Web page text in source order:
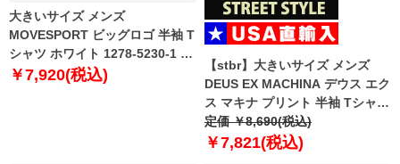
大きいサイズ メンズ
MOVESPORT ビッグロゴ 半袖 T
シャツ ホワイト 1278-5230-1 3L
4L 5L 6L
￥7,920(税込)
【stbr】大きいサイズ メンズ
DEUS EX MACHINA デウス エク
ス マキナ プリント 半袖 Tシャツ
SMILE TEE USA直輸入
dmw41808w
定価 ￥8,690(税込)
￥7,821(税込)